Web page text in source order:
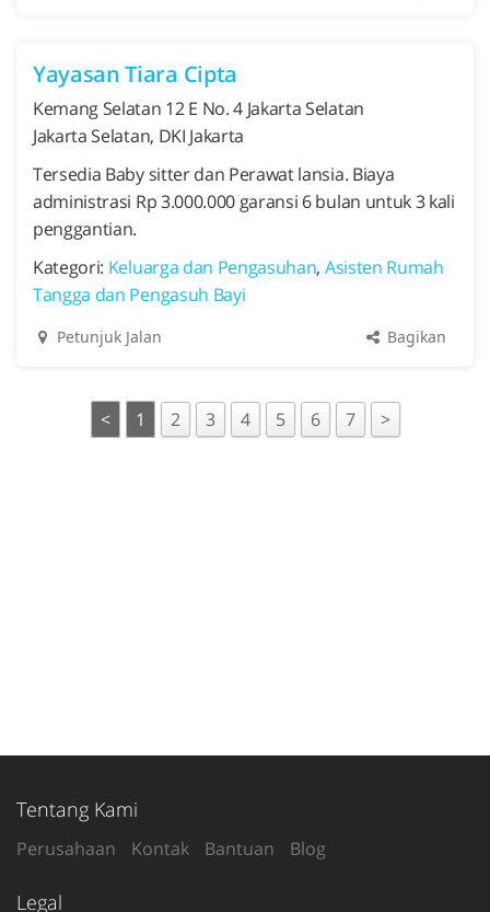
Yayasan Tiara Cipta
Kemang Selatan 12 E No. 4 Jakarta Selatan
Jakarta Selatan, DKI Jakarta
Tersedia Baby sitter dan Perawat lansia. Biaya
administrasi Rp 3.000.000 garansi 6 bulan untuk 3 kali
penggantian.
Kategori: Keluarga dan Pengasuhan, Asisten Rumah
Tangga dan Pengasuh Bayi
Petunjuk Jalan Bagikan
< 1 2 3 4 5 6 7 >
Tentang Kami
Perusahaan Kontak Bantuan Blog
Legal